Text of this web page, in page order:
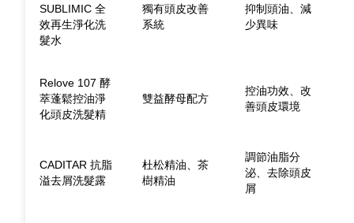
SUBLIMIC 全
效再生淨化洗
髮水
獨有頭皮改善
系統
抑制頭油、減
少異味
Relove 107 酵
萃蓬鬆控油淨
化頭皮洗髮精
雙益酵母配方
控油功效、改
善頭皮環境
CADITAR 抗脂
溢去屑洗髮露
杜松精油、茶
樹精油
調節油脂分
泌、去除頭皮
屑